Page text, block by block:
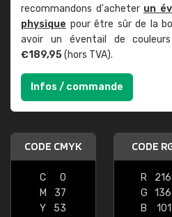
recommandons d'acheter un
physique pour être sûr de la
avoir un éventail de
€189,95(hors TVA).
Infos / commande
CODE CMYK
C
0
M
37
Y
53
CODE
R
216
G
136
B
101